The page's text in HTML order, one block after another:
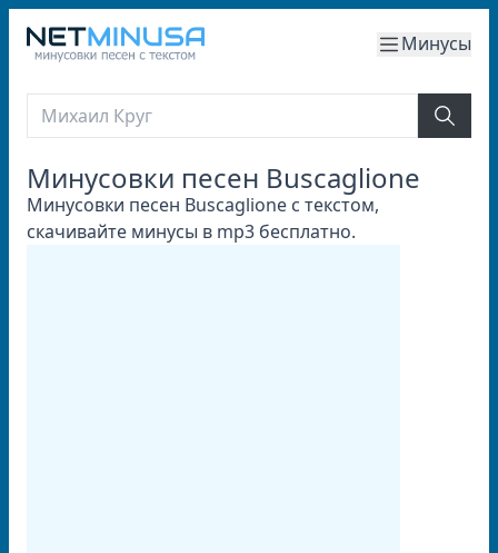
Минусы
Минусовки песен Buscaglione
Минусовки песен Buscaglione с текстом,
скачивайте минусы в mp3 бесплатно.